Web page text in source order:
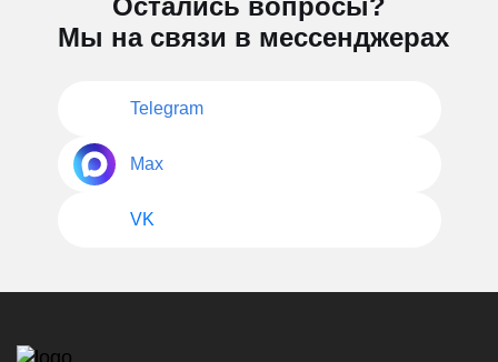
Остались вопросы?
Мы на связи в мессенджерах
Telegram
Max
VK